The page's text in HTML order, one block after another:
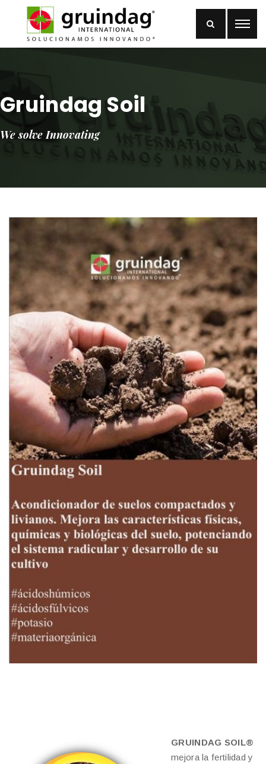
Gruindag Soil
We solve Innovating
GRUINDAG SOIL®
mejora la fertilidad y